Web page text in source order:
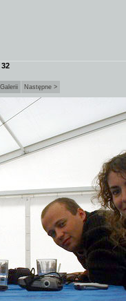
Następne >